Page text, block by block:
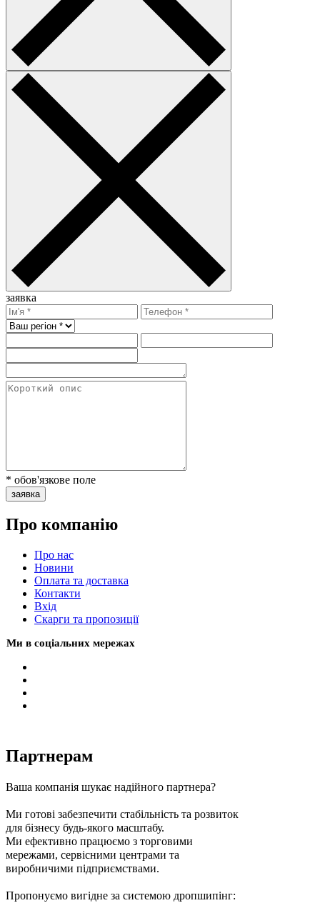
заявка
* обов'язкове поле
заявка
Про компанію
Про нас
Новини
Оплата та доставка
Контакти
Вхiд
Скарги та пропозиції
Ми в соціальних мережах
Партнерам
Ваша компанія шукає надійного партнера?
Ми готові забезпечити стабільність та розвиток
для бізнесу будь-якого масштабу.
Ми ефективно працюємо з торговими
мережами, сервісними центрами та
виробничими підприємствами.
Пропонуємо вигідне за системою дропшипінг: